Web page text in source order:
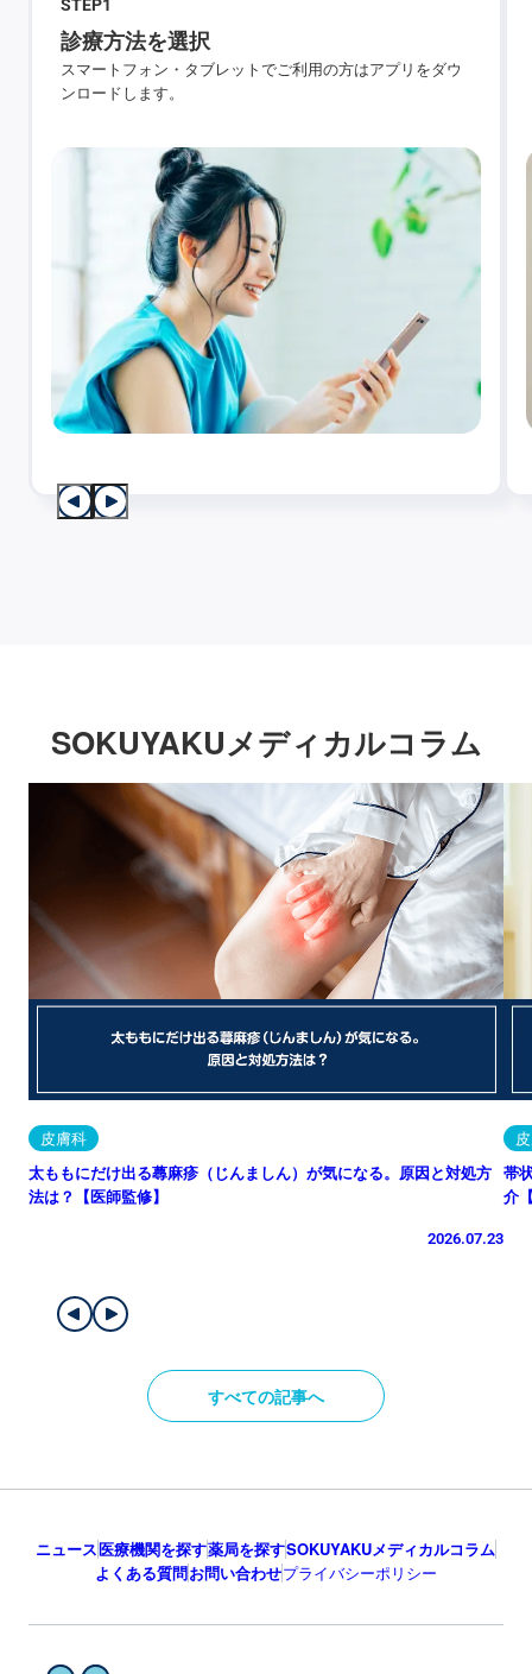
STEP1
診療方法を選択
スマートフォン・タブレットでご利用の方はアプリをダウ
ンロードします。
SOKUYAKUメディカルコラム
皮膚科
太ももにだけ出る蕁麻疹（じんましん）が気になる。原因と対処方
法は？【医師監修】
2026.07.23
帯
介
すべての記事へ
ニュース医療機関を探す薬局を探すSOKUYAKUメディカルコラム
よくある質問お問い合わせプライバシーポリシー